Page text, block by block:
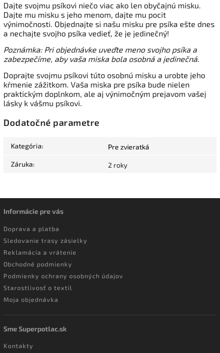
Dajte svojmu psíkovi niečo viac ako len obyčajnú misku.
Dajte mu misku s jeho menom, dajte mu pocit
výnimočnosti. Objednajte si našu misku pre psíka ešte dnes
a nechajte svojho psíka vedieť, že je jedinečný!
Poznámka: Pri objednávke uveďte meno svojho psíka a
zabezpečíme, aby vaša miska bola osobná a jedinečná.
Doprajte svojmu psíkovi túto osobnú misku a urobte jeho
kŕmenie zážitkom. Vaša miska pre psíka bude nielen
praktickým doplnkom, ale aj výnimočným prejavom vašej
lásky k vášmu psíkovi.
Dodatočné parametre
Kategória: Pre zvieratká
Záruka: 2 roky
Informácie pre vás
Doprava a platba
Sledovanie trasy zásielky
Reklamácia a vrátenie
Obchodné podmienky
Podmienky ochrany osobných údajov
Starostlivosť o textil
Moja objednávka
Sme Superpotlac.sk
Kontakty